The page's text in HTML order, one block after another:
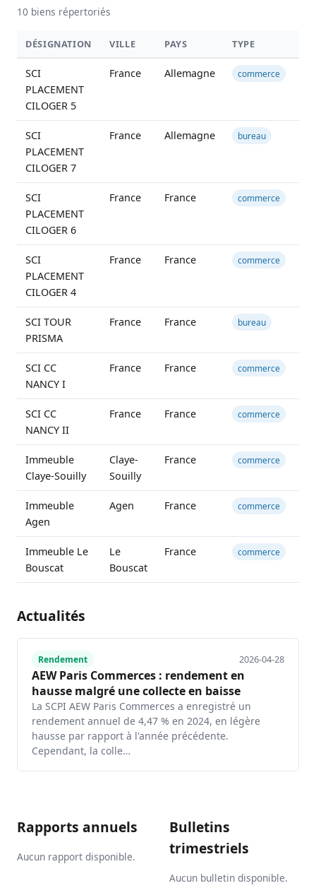
10 biens répertoriés
DÉSIGNATION VILLE PAYS TYPE
SCI
PLACEMENT
CILOGER 5
France Allemagne commerce
SCI
PLACEMENT
CILOGER 7
France Allemagne bureau
SCI
PLACEMENT
CILOGER 6
France France commerce
SCI
PLACEMENT
CILOGER 4
France France commerce
SCI TOUR
PRISMA
France France bureau
SCI CC
NANCY I
France France commerce
SCI CC
NANCY II
France France commerce
Immeuble
Claye-Souilly
Claye-
Souilly
France commerce
Immeuble
Agen
Agen France commerce
Immeuble Le
Bouscat
Le
Bouscat
France commerce
Actualités
Rendement 2026-04-28
AEW Paris Commerces : rendement en
hausse malgré une collecte en baisse
La SCPI AEW Paris Commerces a enregistré un
rendement annuel de 4,47 % en 2024, en légère
hausse par rapport à l'année précédente.
Cependant, la colle…
Rapports annuels
Aucun rapport disponible.
Bulletins
trimestriels
Aucun bulletin disponible.